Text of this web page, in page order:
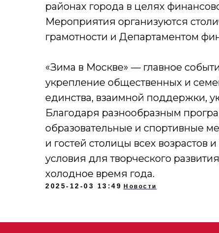
районах города в целях
Мероприятия организуются
грамотности и Департаментом
«Зима в Москве» — главное
укрепление общественных и
единства, взаимной поддержки,
Благодаря разнообразным
образовательные и спортивные
и гостей столицы всех возрастов
условия для творческого
холодное время года.
2025-12-03 13:49 Новости